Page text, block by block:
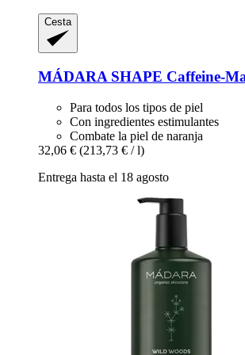
Cesta
MÁDARA SHAPE Caffeine-​
Para todos los tipos de piel
Con ingredientes estimulantes
Combate la piel de naranja
32,06 € (213,73 € / l)
Entrega hasta el 18 agosto